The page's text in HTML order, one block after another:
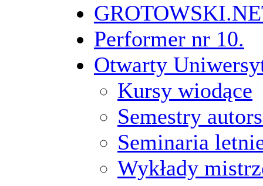
Performer nr 10.
Otwarty
Kursy wiodące
Semestry
Seminaria
Wykłady